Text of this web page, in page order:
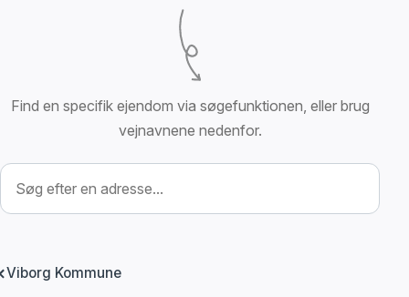
Find en specifik ejendom via søgefunktionen, eller brug
vejnavnene nedenfor.
Søg efter ejendom
Viborg Kommune